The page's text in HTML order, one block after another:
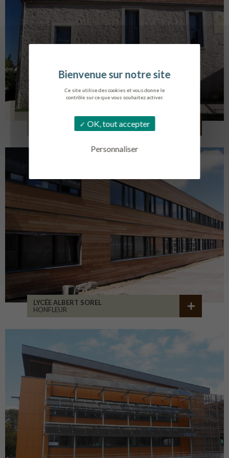
Ce site utilise des cookies et vous donne le
contrôle sur ce que vous souhaitez activer.
OK, tout accepter
Personnaliser
CRÉATION DE 6 LOGEMENTS
FOLLAINVILLE-DENNEMONT
LYCÉE ALBERT SOREL
HONFLEUR